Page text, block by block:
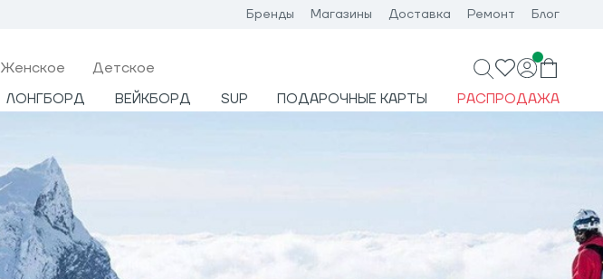
Бренды Магазины Доставка Ремонт Блог
Женское Детское
ЛОНГБОРД ВЕЙКБОРД SUP ПОДАРОЧНЫЕ КАРТЫ РАСПРОДАЖА